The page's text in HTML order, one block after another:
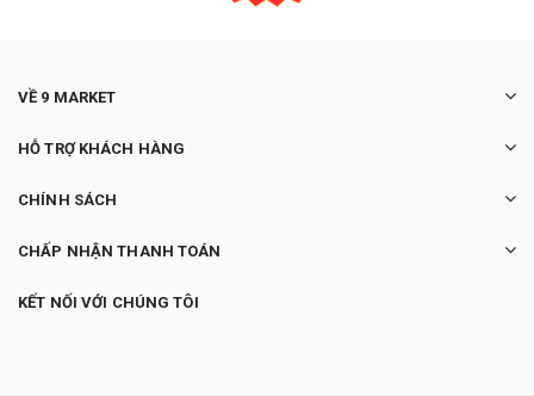
VỀ 9 MARKET
HỖ TRỢ KHÁCH HÀNG
CHÍNH SÁCH
CHẤP NHẬN THANH TOÁN
KẾT NỐI VỚI CHÚNG TÔI